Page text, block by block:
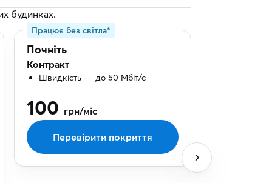
будинках.
Працює без світла*
Почніть
Контракт
Швидкість — до 50 Мбіт/с
100 грн/міс
Перевірити покриття